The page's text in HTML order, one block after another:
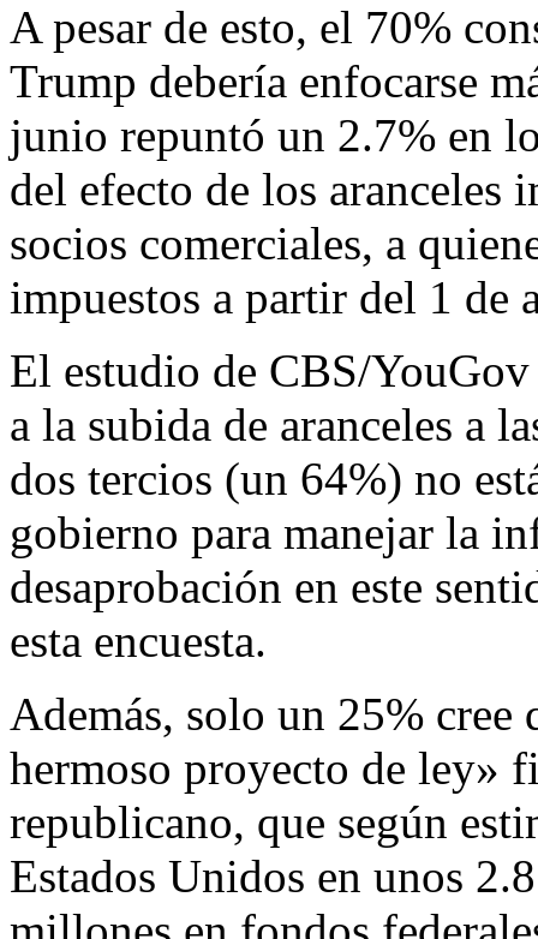
A pesar de esto, el 70%
Trump debería enfocarse
junio repuntó un 2.7% en
del efecto de los aranceles
socios comerciales, a
impuestos a partir del 1 de
El estudio de CBS/
a la subida de aranceles a
dos tercios (un 64%) no
gobierno para manejar la
desaprobación en este
esta encuesta.
Además, solo un 25% cree
hermoso proyecto de ley»
republicano, que según
Estados Unidos en unos